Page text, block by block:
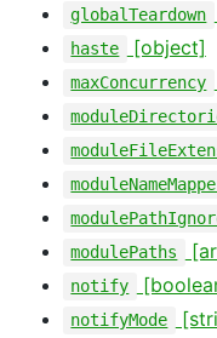
globalTeardown
haste [object]
maxConcurrency
modulePaths
notify
notifyMode